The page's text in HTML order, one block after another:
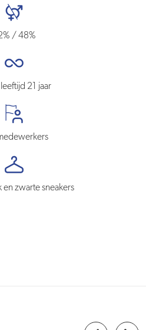
/ 48%
21 jaar
en zwarte sneakers